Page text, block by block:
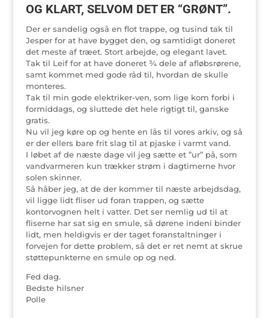
OG KLART, SELVOM DET ER “GRØNT”.
Der er sandelig også en flot trappe, og tusind tak til
Jesper for at have bygget den, og samtidigt doneret
det meste af træet. Stort arbejde, og elegant lavet.
Tak til Leif for at have doneret ¾ dele af afløbsrørene,
samt kommet med gode råd til, hvordan de skulle
monteres.
Tak til min gode elektriker-ven, som lige kom forbi i
formiddags, og sluttede det hele rigtigt til, ganske
gratis.
Nu vil jeg køre op og hente en lås til vores arkiv, og så
er der ellers bare frit slag til at pjaske i varmt vand.
I løbet af de næste dage vil jeg sætte et ”ur” på, som
vandvarmeren kun trækker strøm i dagtimerne hvor
solen skinner.
Så håber jeg, at de der kommer til næste arbejdsdag,
vil ligge lidt fliser ud foran trappen, og sætte
kontorvognen helt i vatter. Det ser nemlig ud til at
fliserne har sat sig en smule, så dørene indeni binder
lidt, men heldigvis er der taget foranstaltninger i
forvejen for dette problem, så det er ret nemt at skrue
støttepunkterne en smule op og ned.
Fed dag.
Bedste hilsner
Polle